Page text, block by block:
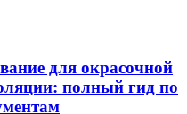
для окрасочной
полный гид по